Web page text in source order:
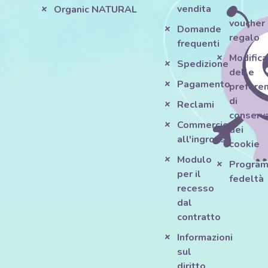
Organic NATURAL
vendita
Domande
frequenti
Spedizione
Pagamento
Reclami
Commercio
all'ingrosso
Modulo
per il
recesso
dal
contratto
Informazioni
sul
e
voucher
regalo
Modifica
delle
di
dei
cookie
fedeltà